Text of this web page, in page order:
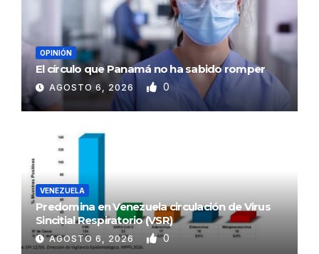
OPINIÓN
El círculo que Panamá no ha sabido romper
AGOSTO 6, 2026 0
VENEZUELA
Predomina en Venezuela circulación de Virus
Sincitial Respiratorio (VSR)
AGOSTO 6, 2026 0